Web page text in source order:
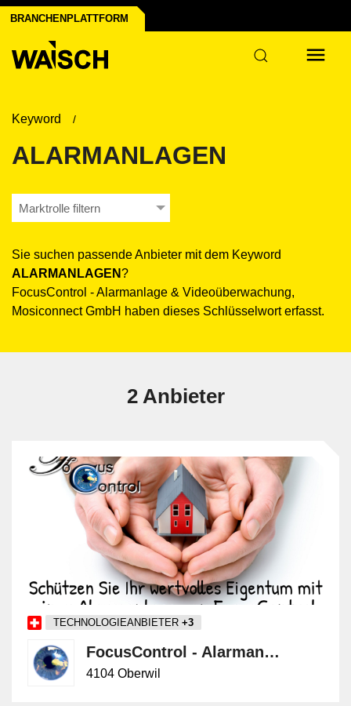
BRANCHENPLATTFORM
Keyword
ALARMANLAGEN
Marktrolle filtern
Sie suchen passende Anbieter mit dem Keyword
ALARMANLAGEN?
FocusControl - Alarmanlage & Videoüberwachung,
Mosiconnect GmbH haben dieses Schlüsselwort erfasst.
2 Anbieter
TECHNOLOGIEANBIETER +3
FocusControl - Alarmanlage & Videoüberwachung
4104 Oberwil